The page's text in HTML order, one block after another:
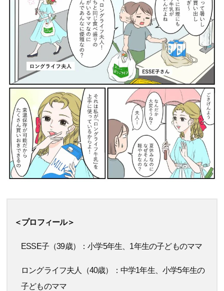
＜プロフィール＞
ESSE子（39歳）：小学5年生、1年生の子どものママ
ロングライフ夫人（40歳）：中学1年生、小学5年生の
子どものママ